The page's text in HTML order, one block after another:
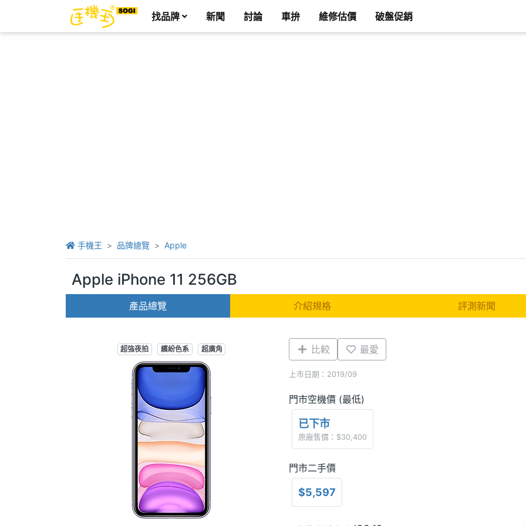
找品牌 新聞 討論 車拚 維修估價 破盤促銷
手機王 品牌總覽 Apple
Apple iPhone 11 256GB
產品總覽 介紹規格 評測新聞
超強夜拍 繽紛色系 超廣角 比較 最愛
上市日期：2019/09
門市空機價 (最低)
已下市
原廠售價：$30,400
門市二手價
$5,597